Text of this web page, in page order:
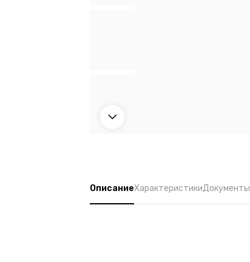
ОписаниеХарактеристикиДокументы